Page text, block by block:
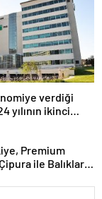
verdiği
yılının ikinci
etti
Premium
ile Balıkları